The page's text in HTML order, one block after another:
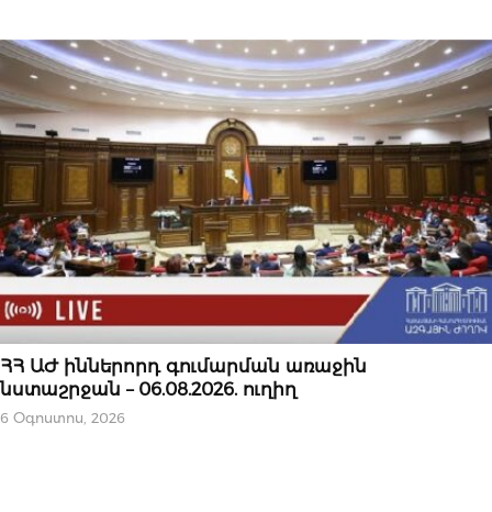
ՆՈՐՈՒԹՅՈՒՆՆԵՐ
ՀՀ ԱԺ իններորդ գումարման առաջին
նստաշրջան – 06.08.2026. ուղիղ
6 Օգոստոս, 2026